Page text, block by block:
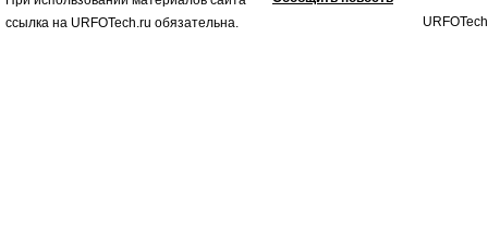
ссылка на URFOTech.ru обязательна.